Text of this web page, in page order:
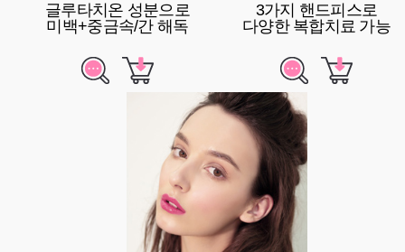
글루타치온 성분으로
미백+중금속/간 해독
3가지 핸드피스로
다양한 복합치료 가능